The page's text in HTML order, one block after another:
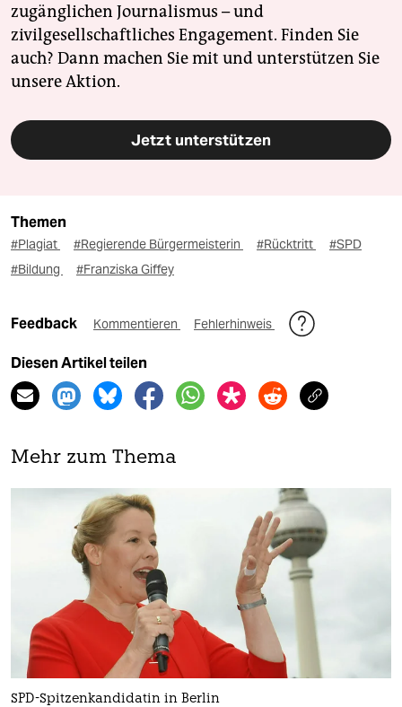
zugänglichen Journalismus – und
zivilgesellschaftliches Engagement. Finden Sie
auch? Dann machen Sie mit und unterstützen Sie
unsere Aktion.
Jetzt unterstützen
Themen
#Plagiat #Regierende Bürgermeisterin #Rücktritt
#SPD
#Bildung
#Franziska Giffey
Feedback Kommentieren Fehlerhinweis
Diesen Artikel teilen
Mehr zum Thema
SPD-Spitzenkandidatin in Berlin